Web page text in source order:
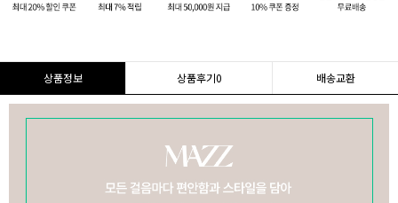
상품정보 상품후기0 배송교환